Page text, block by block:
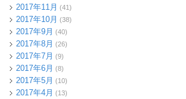
2017年11月 (41)
2017年10月 (38)
2017年9月 (40)
2017年8月 (26)
2017年7月 (9)
2017年6月 (8)
2017年5月 (10)
2017年4月 (13)